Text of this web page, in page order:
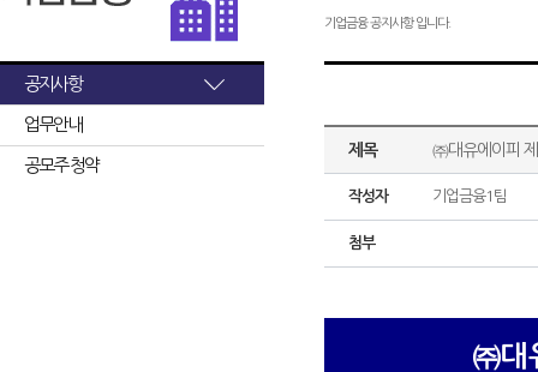
공지사항
업무안내
공모주 청약
기업금융 공지사항 입니다.
제목 ㈜대유에이피
작성자 기업금융1팀
첨부
㈜대